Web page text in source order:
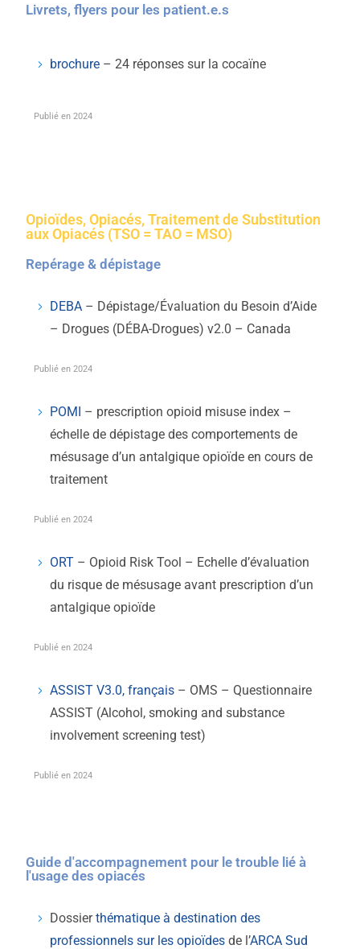
Livrets, flyers pour les patient.e.s
brochure – 24 réponses sur la cocaïne
Publié en 2024
Opioïdes, Opiacés, Traitement de Substitution
aux Opiacés (TSO = TAO = MSO)
Repérage & dépistage
DEBA – Dépistage/Évaluation du Besoin d’Aide
– Drogues (DÉBA-Drogues) v2.0 – Canada
Publié en 2024
POMI – prescription opioid misuse index –
échelle de dépistage des comportements de
mésusage d’un antalgique opioïde en cours de
traitement
Publié en 2024
ORT – Opioid Risk Tool – Echelle d’évaluation
du risque de mésusage avant prescription d’un
antalgique opioïde
Publié en 2024
ASSIST V3.0, français – OMS – Questionnaire
ASSIST (Alcohol, smoking and substance
involvement screening test)
Publié en 2024
Guide d'accompagnement pour le trouble lié à
l'usage des opiacés
Dossierthématique à destination des
professionnels sur les opioïdes de l’ARCA Sud